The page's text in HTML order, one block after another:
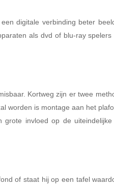
digitale verbinding beter
als dvd of blu-ray
Kortweg zijn er twee
worden is montage aan het
invloed op de
of staat hij op een tafel